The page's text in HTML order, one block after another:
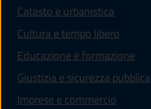
Catasto e urbanistica
Cultura e tempo libero
Educazione e formazione
Giustizia e sicurezza pubblica
Imprese e commercio